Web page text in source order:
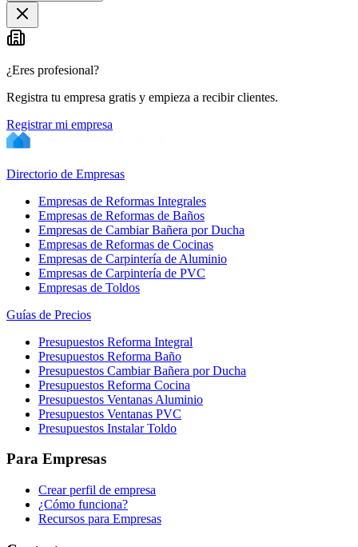
¿Eres profesional?
Registra tu empresa gratis y empieza a recibir clientes.
Registrar mi empresa
Directorio de Empresas
Empresas de Reformas Integrales
Empresas de Reformas de Baños
Empresas de Cambiar Bañera por Ducha
Empresas de Reformas de Cocinas
Empresas de Carpintería de Aluminio
Empresas de Carpintería de PVC
Empresas de Toldos
Guías de Precios
Presupuestos Reforma Integral
Presupuestos Reforma Baño
Presupuestos Cambiar Bañera por Ducha
Presupuestos Reforma Cocina
Presupuestos Ventanas Aluminio
Presupuestos Ventanas PVC
Presupuestos Instalar Toldo
Para Empresas
Crear perfil de empresa
¿Cómo funciona?
Recursos para Empresas